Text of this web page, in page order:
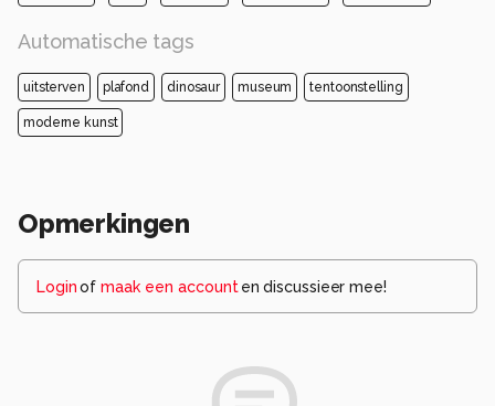
Automatische tags
uitsterven plafond dinosaur museum tentoonstelling
moderne kunst
Opmerkingen
Loginof maak een account en discussieer mee!